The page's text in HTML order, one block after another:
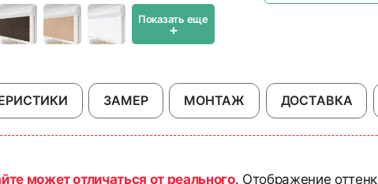
Показать еще
+
ЗАМЕР МОНТАЖ ДОСТАВКА
может отличаться от реального. Отображение